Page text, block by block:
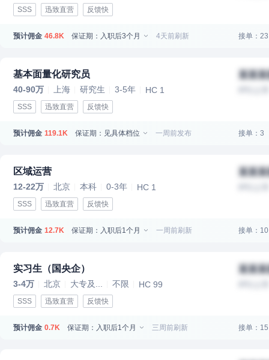
SSS 迅致直营 反馈快
预计佣金 46.8K 保证期：入职后3个月 4天前刷新 接单：23
基本面量化研究员
40-90万 上海 研究生 3-5年 HC 1
SSS 迅致直营 反馈快
某某
预计佣金 119.1K 保证期：见具体档位 一周前发布 接单：3
区域运营
12-22万 北京 本科 0-3年 HC 1
SSS 迅致直营 反馈快
某某
预计佣金 12.7K 保证期：入职后1个月 一周前刷新 接单：10
实习生（国央企）
3-4万 北京 大专及... 不限 HC 99
SSS 迅致直营 反馈快
某某
预计佣金 0.7K 保证期：入职后1个月 三周前刷新 接单：15